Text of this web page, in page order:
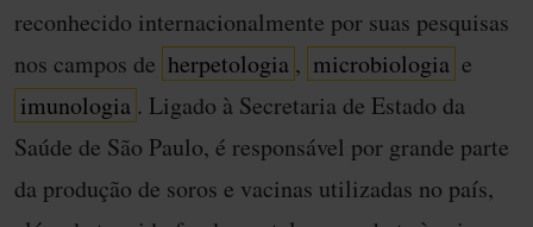
reconhecido internacionalmente por suas pesquisas
nos campos de herpetologia , microbiologia e
imunologia . Ligado à Secretaria de Estado da
Saúde de São Paulo, é responsável por grande parte
da produção de soros e vacinas utilizadas no país,